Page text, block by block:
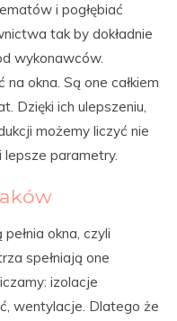
i pogłębiać
tak by dokładnie
wykonawców.
okna. Są one całkiem
Dzięki ich ulepszeniu,
możemy liczyć nie
parametry.
okna, czyli
spełniają one
izolacje
wentylacje. Dlatego że